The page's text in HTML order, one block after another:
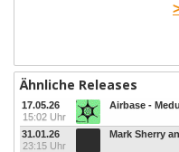
Ähnliche Releases
17.05.26
15:02 Uhr
Airbase -
31.01.26
23:15 Uhr